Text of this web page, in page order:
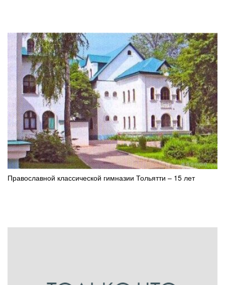
Православной классической гимназии Тольятти – 15 лет